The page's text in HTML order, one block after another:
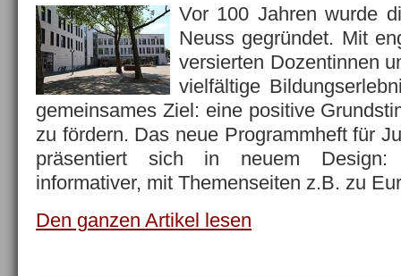
Vor 100 Jahren wurde
Neuss gegründet. Mit
versierten Dozentinnen
vielfältige
gemeinsames Ziel: eine positive
zu fördern. Das neue Programmheft für
präsentiert sich in neuem Design:
informativer, mit Themenseiten z.B. zu
Den ganzen Artikel lesen